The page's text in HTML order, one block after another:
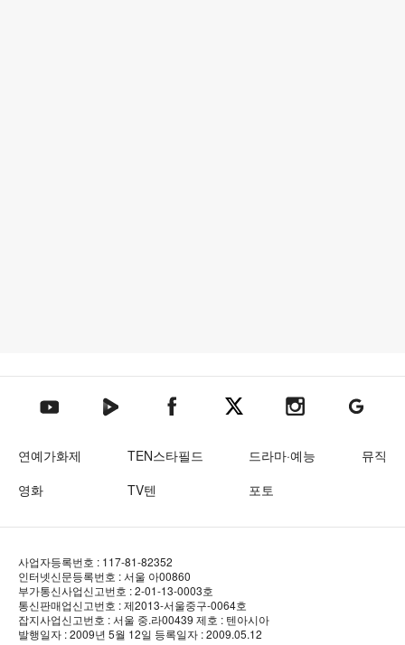
텐아시아 유튜브텐아시아 네이버TV텐아시아 페이스북텐아시아 엑스텐아시아 인스타그램
텐아시아
연예가화제 TEN스타필드 드라마·예능
뮤직
영화
TV텐 포토
사업자등록번호 : 117-81-82352
인터넷신문등록번호 : 서울 아00860
부가통신사업신고번호 : 2-01-13-0003호
통신판매업신고번호 : 제2013-서울중구-0064호
잡지사업신고번호 : 서울 중.라00439 제호 : 텐아시아
발행일자 : 2009년 5월 12일 등록일자 : 2009.05.12